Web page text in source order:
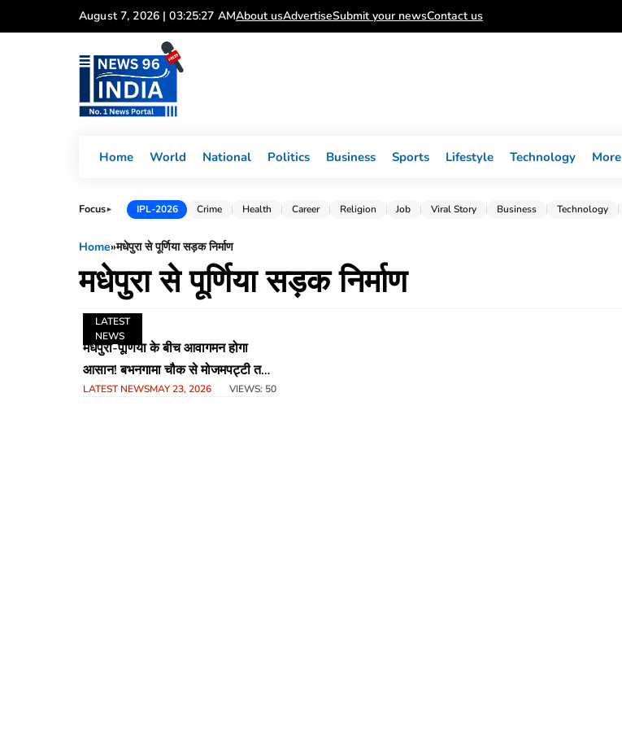
to
August 7, 2026 | 03:25:27 AMAbout usAdvertiseSubmit your newsContact us
Home World National Politics Business Sports Lifestyle Technology More
Focus► IPL-2026 Crime Health Career Religion Job Viral Story Business Technology
Home»मधेपुरा से पूर्णिया सड़क निर्माण
मधेपुरा से पूर्णिया सड़क निर्माण
LATEST
NEWS
मधेपुरा-पूर्णिया के बीच आवागमन होगा
आसान! बभनगामा चौक से मोजमपट्टी तक
टू-लेन सड़क निर्माण की उठी मांग
LATEST NEWSMAY 23, 2026 VIEWS: 50